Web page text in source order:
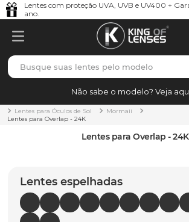
Lentes com proteção UVA, UVB e UV400 +
ano.
Busque suas lentes pelo modelo
Não sabe o modelo? Veja
Lentes para Óculos de Sol
Mormaii
Lentes para Overlap - 24K
Lentes para Overlap - 24K
Lentes espelhadas
TERMOS MAIS BUSCADOS
1º borrachas
holbrook
5º chaves
6º t-shock